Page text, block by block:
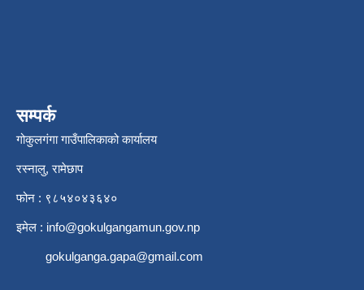
सम्पर्क
गोकुलगंगा गाउँपालिकाको कार्यालय
रस्नालु, रामेछाप
फोन : ९८५४०४३६४०
इमेल : info@gokulgangamun.gov.np
gokulganga.gapa@gmail.com